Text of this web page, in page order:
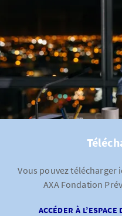
Vous pouvez télécharger
AXA Fondation
ACCÉDER À